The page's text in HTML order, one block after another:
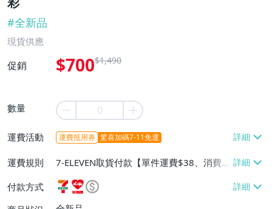
#全新品
現貨供應
促銷 $700$1,490
數量
運費活動 運費抵用券 驚喜加碼7-11免運
運費規則
7-ELEVEN取貨付款【單件運費$38、消費滿
$20000免運費】、萊爾富取貨付款【單件
運費$60、消費滿$20000免運費】、宅配/
貨運【單件運費$180、消費滿$20000免運
付款方式